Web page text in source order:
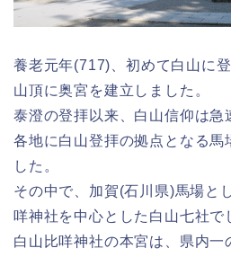
養老元年(717)、初めて白山に
山頂に奥宮を建立しました。
泰澄の登拝以来、白山信仰は急
各地に白山登拝の拠点となる馬
した。
その中で、加賀(石川県)馬場と
咩神社を中心とした白山七社で
白山比咩神社の本宮は、県内一